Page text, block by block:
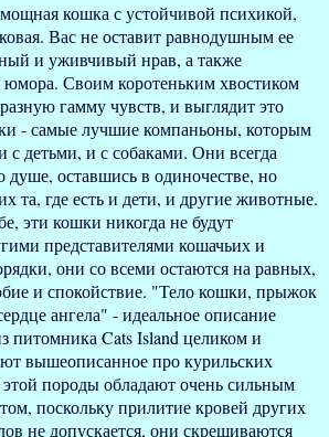
кошка с устойчивой психикой,
Вас не оставит равнодушным ее
и уживчивый нрав, а также
юмора. Своим коротеньким хвостиком
гамму чувств, и выглядит это
- самые лучшие компаньоны, которым
с детьми, и с собаками. Они всегда
душе, оставшись в одиночестве, но
та, где есть и дети, и другие животные.
эти кошки никогда не будут
представителями кошачьих и
они со всеми остаются на равных,
и спокойствие. "Тело кошки, прыжок
ангела" - идеальное описание
питомника Cats Island целиком и
вышеописанное про курильских
породы обладают очень сильным
поскольку прилитие кровей других
не допускается, они скрещиваются